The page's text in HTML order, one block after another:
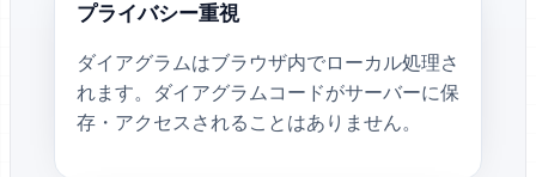
プライバシー重視
ダイアグラムはブラウザ内でローカル処理さ
れます。ダイアグラムコードがサーバーに保
存・アクセスされることはありません。